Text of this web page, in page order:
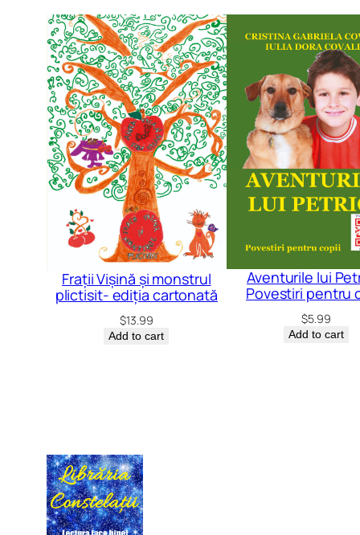
Frații Vișină și monstrul
plictisit- ediția cartonată
$13.99
Add to cart
Aventurile lui
Povestiri pentru
$5.99
Add to cart